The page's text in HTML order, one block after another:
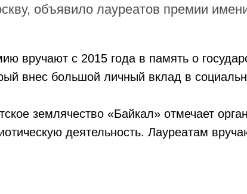
объявило лауреатов премии
вручают с 2015 года в память о
внес большой личный вклад в
землячество «Байкал» отмечает
деятельность. Лауреатам